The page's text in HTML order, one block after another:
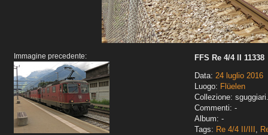
Immagine precedente:
FFS Re 4/4 II 11338
Data: 24 luglio 2016
Luogo: Flüelen
Collezione:
Commenti: -
Album: -
Tags: Re 4/4 II/III ,